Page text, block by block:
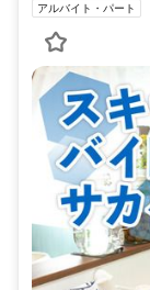
アルバイト・パート